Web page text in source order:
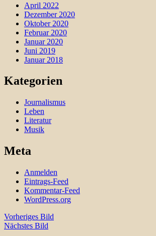
April 2022
Dezember 2020
Oktober 2020
Februar 2020
Januar 2020
Juni 2019
Januar 2018
Kategorien
Journalismus
Leben
Literatur
Musik
Meta
Anmelden
Eintrags-Feed
Kommentar-Feed
WordPress.org
Vorheriges Bild
Nächstes Bild